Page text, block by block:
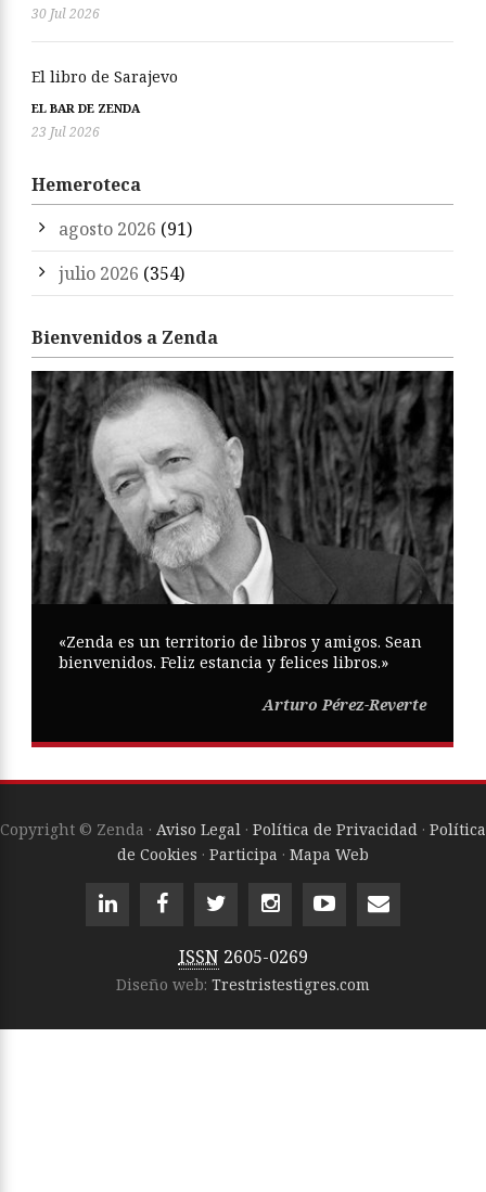
30 Jul 2026
El libro de Sarajevo
EL BAR DE ZENDA
23 Jul 2026
Hemeroteca
agosto 2026 (91)
julio 2026 (354)
Bienvenidos a Zenda
«Zenda es un territorio de libros y amigos. Sean
bienvenidos. Feliz estancia y felices libros.»
Arturo Pérez-Reverte
Copyright © Zenda · Aviso Legal · Política de Privacidad · Política
de Cookies · Participa · Mapa Web
ISSN 2605-0269
Diseño web: Trestristestigres.com